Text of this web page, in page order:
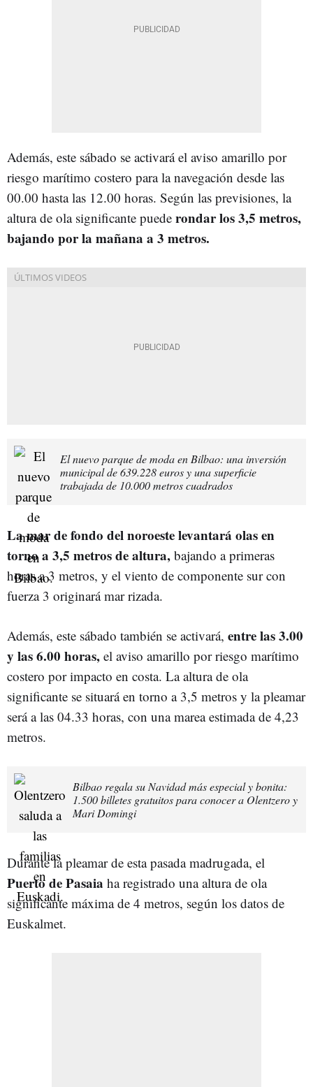
Además, este sábado se activará el aviso amarillo por
riesgo marítimo costero para la navegación desde las
00.00 hasta las 12.00 horas. Según las previsiones, la
altura de ola significante puede rondar los 3,5 metros,
bajando por la mañana a 3 metros.
El nuevo parque de moda en Bilbao: una inversión
municipal de 639.228 euros y una superficie
trabajada de 10.000 metros cuadrados
La mar de fondo del noroeste levantará olas en
torno a 3,5 metros de altura, bajando a primeras
horas a 3 metros, y el viento de componente sur con
fuerza 3 originará mar rizada.
Además, este sábado también se activará, entre las 3.00
y las 6.00 horas, el aviso amarillo por riesgo marítimo
costero por impacto en costa. La altura de ola
significante se situará en torno a 3,5 metros y la pleamar
será a las 04.33 horas, con una marea estimada de 4,23
metros.
Bilbao regala su Navidad más especial y bonita:
1.500 billetes gratuitos para conocer a Olentzero y
Mari Domingi
Durante la pleamar de esta pasada madrugada, el
Puerto de Pasaia ha registrado una altura de ola
significante máxima de 4 metros, según los datos de
Euskalmet.